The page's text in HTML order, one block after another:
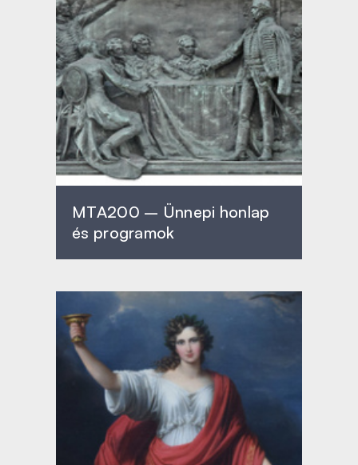
MTA200 – Ünnepi honlap
és programok